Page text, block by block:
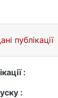
публікації
:
: